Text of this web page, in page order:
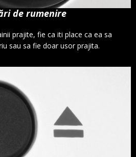
de rumenire
prajite, fie ca iti place ca ea sa
sau sa fie doar usor prajita.